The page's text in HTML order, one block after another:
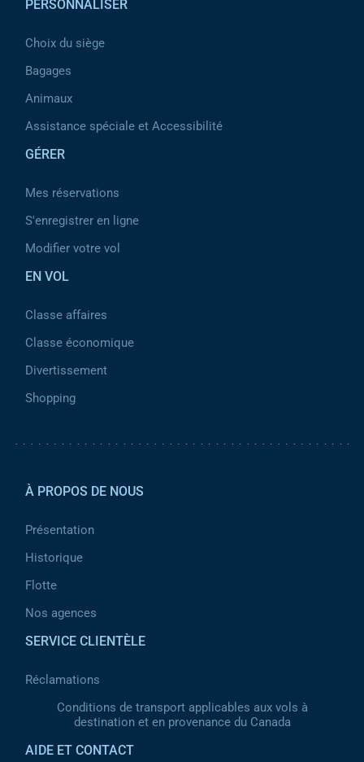
PERSONNALISER
Choix du siège
Bagages
Animaux
Assistance spéciale et Accessibilité
GÉRER
Mes réservations
S'enregistrer en ligne
Modifier votre vol
EN VOL
Classe affaires
Classe économique
Divertissement
Shopping
À PROPOS DE NOUS
Présentation
Historique
Flotte
Nos agences
SERVICE CLIENTÈLE
Réclamations
Conditions de transport applicables aux vols à
destination et en provenance du Canada
AIDE ET CONTACT